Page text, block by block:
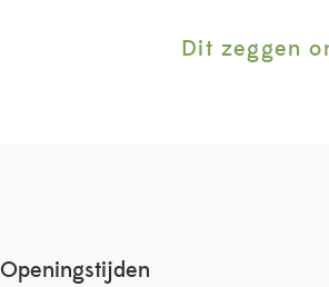
Dit zeggen
Openingstijden